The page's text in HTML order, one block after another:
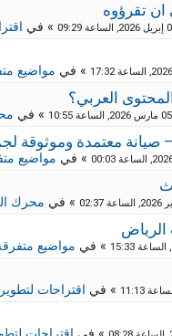
ان تقرؤوه
» في
» في مواضيع
العربي؟
» في
» في مواضيع
» في محرك
» في مواضيع
» في اقتراحات